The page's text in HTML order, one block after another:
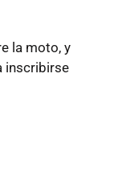
la moto, y
inscribirse